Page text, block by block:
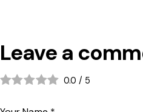
Leave a
0.0 / 5